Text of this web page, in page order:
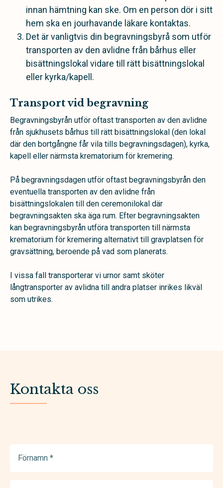
innan hämtning kan ske. Om en person dör i sitt
hem ska en jourhavande läkare kontaktas.
Det är vanligtvis din begravningsbyrå som utför
transporten av den avlidne från bårhus eller
bisättningslokal vidare till rätt bisättningslokal
eller kyrka/kapell.
Transport vid begravning
Begravningsbyrån utför oftast transporten av den avlidne
från sjukhusets bårhus till rätt bisättningslokal (den lokal
där den bortgångne får vila tills begravningsdagen), kyrka,
kapell eller närmsta krematorium för kremering.
På begravningsdagen utför oftast begravningsbyrån den
eventuella transporten av den avlidne från
bisättningslokalen till den ceremonilokal där
begravningsakten ska äga rum. Efter begravningsakten
kan begravningsbyrån utföra transporten till närmsta
krematorium för kremering alternativt till gravplatsen för
gravsättning, beroende på vad som planerats.
I vissa fall transporterar vi urnor samt sköter
långtransporter av avlidna till andra platser inrikes likväl
som utrikes.
Kontakta oss
(Required)